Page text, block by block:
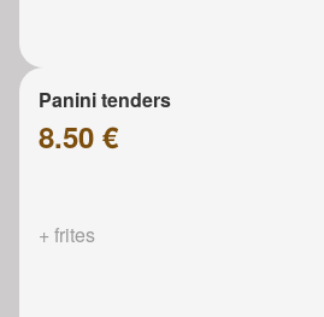
Panini tenders
8.50 €
+ frites